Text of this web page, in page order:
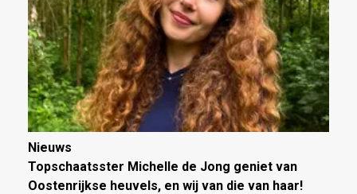
Nieuws
Topschaatsster Michelle de Jong geniet van
Oostenrijkse heuvels, en wij van die van haar!